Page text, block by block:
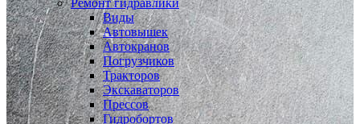
Ремонт гидравлики
Виды
Автовышек
Автокранов
Погрузчиков
Тракторов
Экскаваторов
Прессов
Гидробортов